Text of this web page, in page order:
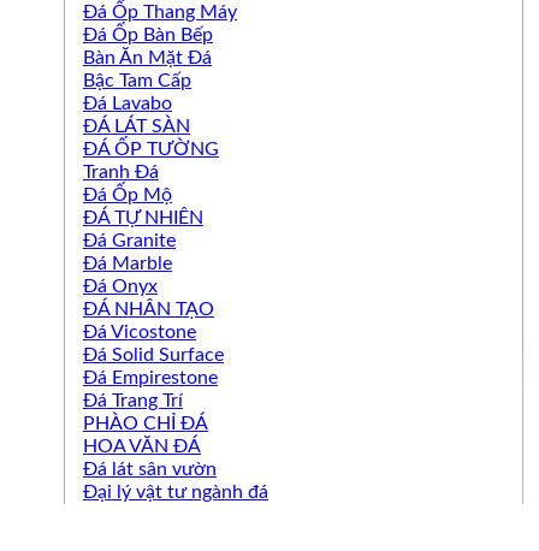
Đá Ốp Thang Máy
Đá Ốp Bàn Bếp
Bàn Ăn Mặt Đá
Bậc Tam Cấp
Đá Lavabo
ĐÁ LÁT SÀN
ĐÁ ỐP TƯỜNG
Tranh Đá
Đá Ốp Mộ
ĐÁ TỰ NHIÊN
Đá Granite
Đá Marble
Đá Onyx
ĐÁ NHÂN TẠO
Đá Vicostone
Đá Solid Surface
Đá Empirestone
Đá Trang Trí
PHÀO CHỈ ĐÁ
HOA VĂN ĐÁ
Đá lát sân vườn
Đại lý vật tư ngành đá